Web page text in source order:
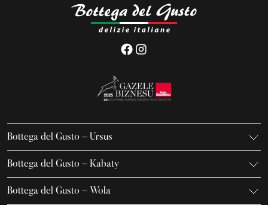
Bottega del Gusto – Ursus
K. Gierdziejewskiego 7
02-495 Warszawa
+48 666 736 899
Bottega del Gusto – Kabaty
Iwanowa-Szajnowicza 7/U1
02-796 Warszawa
Bottega del Gusto – Wola